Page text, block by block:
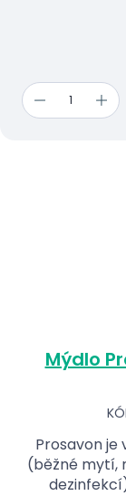
Mýdlo
Prosavon
(běžné mytí,